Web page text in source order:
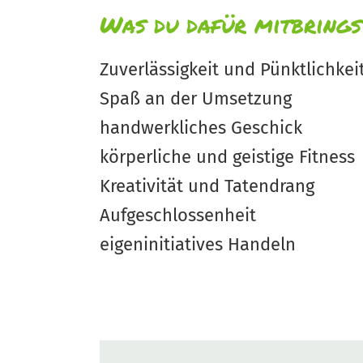
Was du dafür
Zuverlässigkeit und
Spaß an der Umsetzung
handwerkliches Geschick
körperliche und geistige Fitness
Kreativität und Tatendrang
Aufgeschlossenheit
eigeninitiatives Handeln